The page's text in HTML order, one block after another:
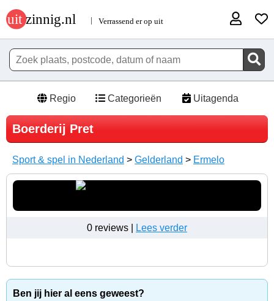
Regio Categorieën Uitagenda
Boerderij Pret
Sport & spel in Nederland > Gelderland > Ermelo
0 reviews | Lees verder
Ben jij hier al eens geweest?